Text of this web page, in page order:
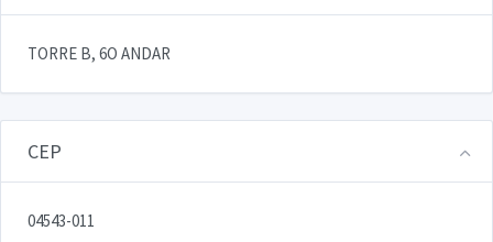
TORRE B, 6O ANDAR
CEP
04543-011